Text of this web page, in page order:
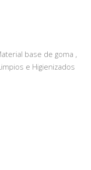
base de goma ,
e Higienizados